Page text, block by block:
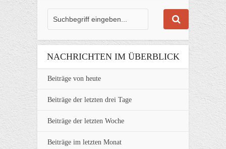
NACHRICHTEN IM ÜBERBLICK
Beiträge von heute
Beiträge der letzten drei Tage
Beiträge der letzten Woche
Beiträge im letzten Monat